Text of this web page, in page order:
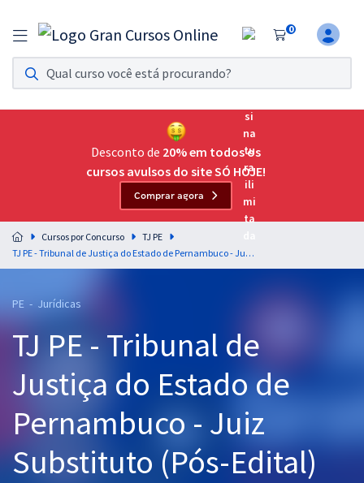
0
Assinatura Ilimitada 11
Acesso a todos os cursos. Teste grátis por 7 dias!
Assinatura OAB Até Passar
Acesso ilimitado a toda preparação para o Exame da
Residências Multiprofissionais
Preparação completa e intensiva para as principais
residências em saúde do Brasil
Cursos 20% OFF
Pós
Graduação
OAB
Desconto de 20% em todos os
cursos avulsos do site SÓ HOJE!
Comprar agora
Cursos por Concurso
TJ PE
TJ PE - Tribunal de Justiça do Estado de Pernambuco - Juiz Substituto (Pós-Edital)
PE - Jurídicas
TJ PE - Tribunal de
Justiça do Estado de
Pernambuco - Juiz
Substituto (Pós-Edital)